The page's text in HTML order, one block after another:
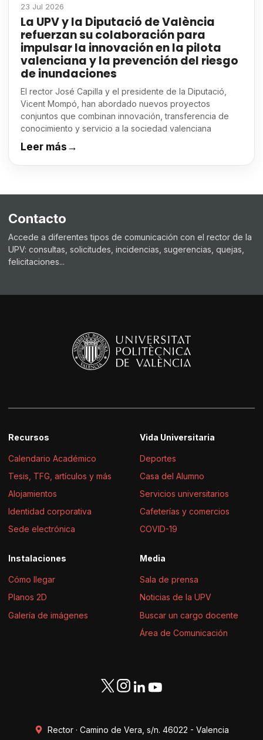
23 Jul 2026
La UPV y la Diputació de València
refuerzan su colaboración para
impulsar la innovación en la pilota
valenciana y la prevención del riesgo
de inundaciones
El rector José Capilla y el presidente de la Diputació,
Vicent Mompó, han abordado nuevos proyectos
conjuntos que combinan innovación, transferencia de
conocimiento y servicio a la sociedad valenciana
Leer más→
Contacto
Accede a diferentes tipos de comunicación con el rector de la
UPV: consultas, solicitudes, incidencias, sugerencias, quejas,
felicitaciones...
Recursos
Calendario Académico
Tesis, TFG, artículos y más
Alojamientos
Identidad corporativa
Sede electrónica
Vida Universitaria
Deportes
Casa del Alumno
Servicios universitarios
Cafeterías y comercios
COVID-19
Instalaciones
Cómo llegar
Planos 2D
Galería de imágenes
Media
Sala de prensa
Noticias de la UPV
Buscar un cargo docente
Área de Comunicación
Rector · Camino de Vera, s/n. 46022 - Valencia